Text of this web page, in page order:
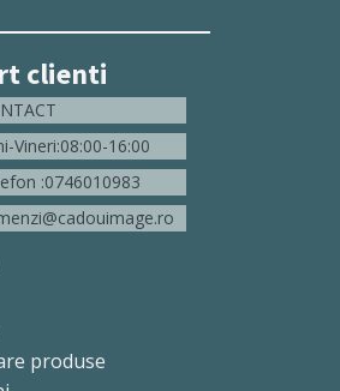
clienti
Vineri:08:00-16:00
:0746010983
produse